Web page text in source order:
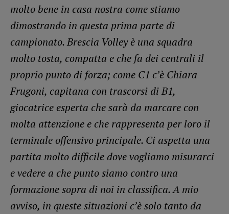
molto bene in casa nostra come stiamo
dimostrando in questa prima parte di
campionato. Brescia Volley è una squadra
molto tosta, compatta e che fa dei centrali il
proprio punto di forza; come C1 c’è Chiara
Frugoni, capitana con trascorsi di B1,
giocatrice esperta che sarà da marcare con
molta attenzione e che rappresenta per loro il
terminale offensivo principale. Ci aspetta una
partita molto difficile dove vogliamo misurarci
e vedere a che punto siamo contro una
formazione sopra di noi in classifica. A mio
avviso, in queste situazioni c’è solo tanto da